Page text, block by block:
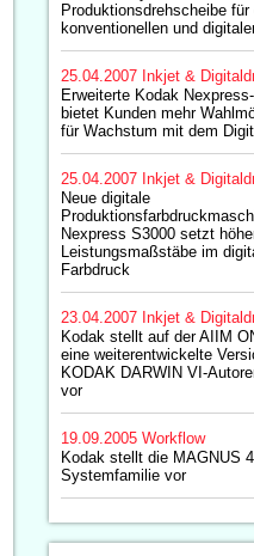
Produktionsdrehscheibe für
konventionellen und
25.04.2007 Inkjet &
Erweiterte Kodak
bietet Kunden mehr
für Wachstum mit dem
25.04.2007 Inkjet &
Neue digitale
Nexpress S3000 setzt
Leistungsmaßstäbe im
Farbdruck
23.04.2007 Inkjet &
Kodak stellt auf der AIIM
eine weiterentwickelte
KODAK DARWIN VI-
vor
19.09.2005 Workflow
Kodak stellt die MAGNUS
Systemfamilie vor